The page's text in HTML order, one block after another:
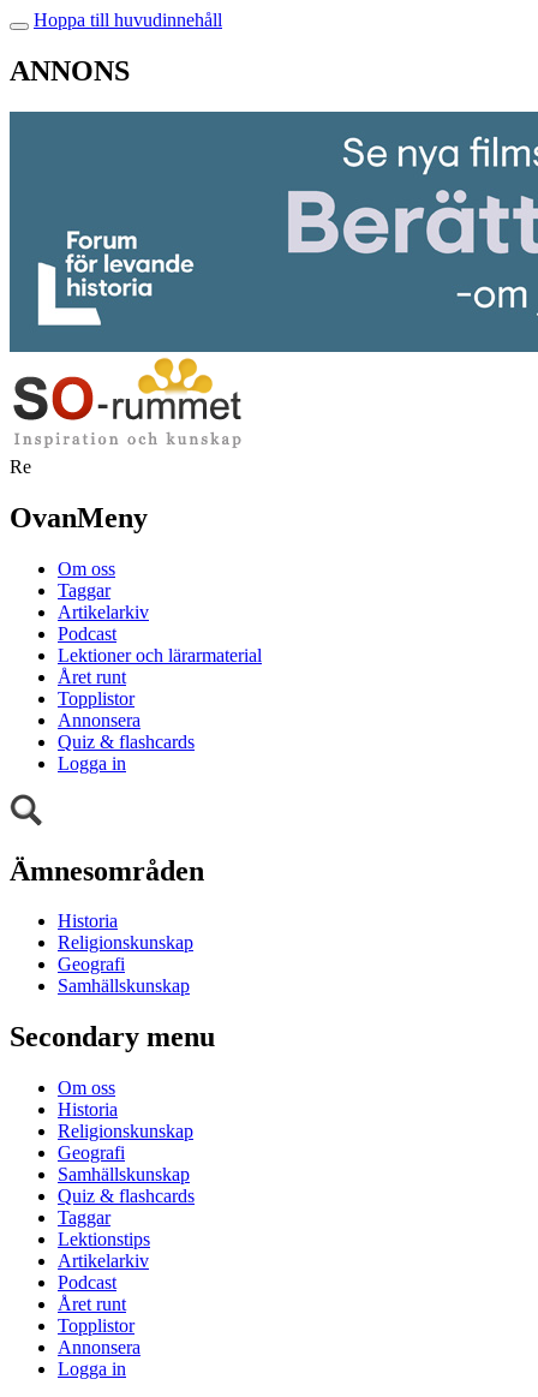
Hoppa till huvudinnehåll
ANNONS
Re
OvanMeny
Om oss
Taggar
Artikelarkiv
Podcast
Lektioner och lärarmaterial
Året runt
Topplistor
Annonsera
Quiz & flashcards
Logga in
Ämnesområden
Historia
Religionskunskap
Geografi
Samhällskunskap
Secondary menu
Om oss
Historia
Religionskunskap
Geografi
Samhällskunskap
Quiz & flashcards
Taggar
Lektionstips
Artikelarkiv
Podcast
Året runt
Topplistor
Annonsera
Logga in